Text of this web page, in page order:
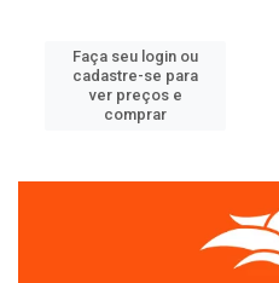
Faça seu login ou
cadastre-se para
ver preços e
comprar